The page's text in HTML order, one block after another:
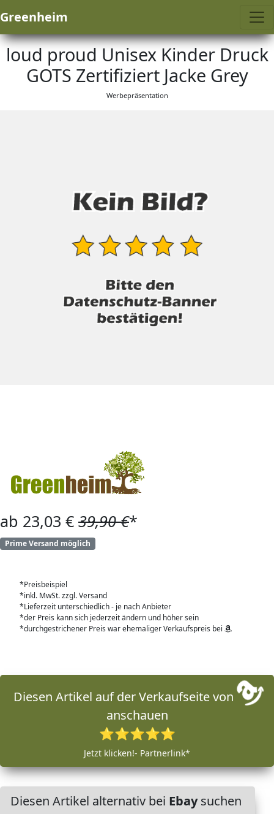
Greenheim
loud proud Unisex Kinder Druck
GOTS Zertifiziert Jacke Grey
Werbepräsentation
ab 23,03 € 39,90 €*
Prime Versand möglich
*Preisbeispiel
*inkl. MwSt. zzgl. Versand
*Lieferzeit unterschiedlich - je nach Anbieter
*der Preis kann sich jederzeit ändern und höher sein
*durchgestrichener Preis war ehemaliger Verkaufspreis bei
Diesen Artikel auf der Verkaufseite von
anschauen
⭐⭐⭐⭐⭐
Jetzt klicken!- Partnerlink*
Diesen Artikel alternativ bei Ebaysuchen